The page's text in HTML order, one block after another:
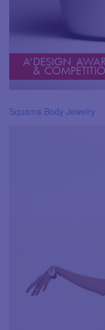
Squama Body Jewelry